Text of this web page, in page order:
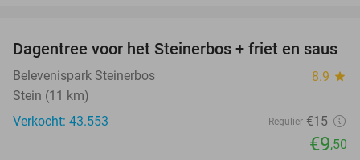
37%
Dagentree voor het Steinerbos + friet en saus
Belevenispark Steinerbos 8.9 star
Stein (11 km)
Verkocht: 43.553
Regulier €15
€9,50